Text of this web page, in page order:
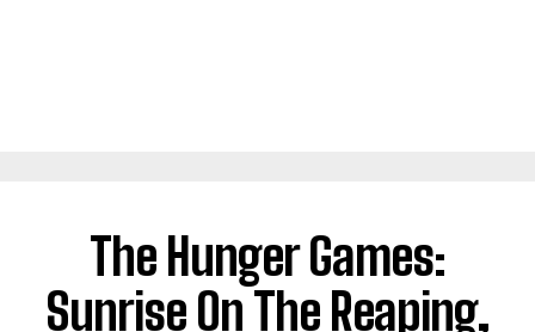
The Hunger Games:
Sunrise On The Reaping,